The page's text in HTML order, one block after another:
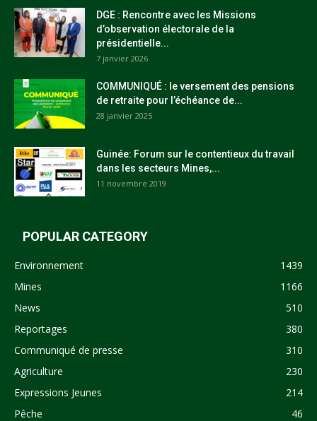
DGE : Rencontre avec les Missions
d’observation électorale de la
présidentielle...
7 janvier 2026
COMMUNIQUÉ : le versement des pensions
de retraite pour l’échéance de...
28 janvier 2025
Guinée: Forum sur le contentieux du travail
dans les secteurs Mines,...
11 novembre 2019
POPULAR CATEGORY
Environnement
1439
Mines
1166
News
510
Reportages
380
Communiqué de presse
310
Agriculture
230
Expressions Jeunes
214
Pêche
46